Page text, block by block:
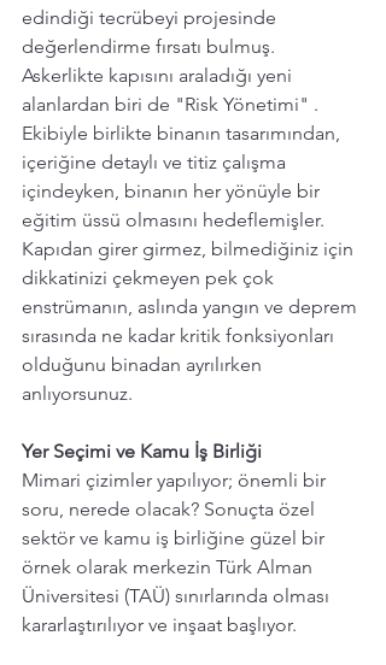
edindiği tecrübeyi projesinde
değerlendirme fırsatı bulmuş.
Askerlikte kapısını araladığı yeni
alanlardan biri de "Risk Yönetimi" .
Ekibiyle birlikte binanın tasarımından,
içeriğine detaylı ve titiz çalışma
içindeyken, binanın her yönüyle bir
eğitim üssü olmasını hedeflemişler.
Kapıdan girer girmez, bilmediğiniz için
dikkatinizi çekmeyen pek çok
enstrümanın, aslında yangın ve deprem
sırasında ne kadar kritik fonksiyonları
olduğunu binadan ayrılırken
anlıyorsunuz.
Yer Seçimi ve Kamu İş Birliği
Mimari çizimler yapılıyor; önemli bir
soru, nerede olacak? Sonuçta özel
sektör ve kamu iş birliğine güzel bir
örnek olarak merkezin Türk Alman
Üniversitesi (TAÜ) sınırlarında olması
kararlaştırılıyor ve inşaat başlıyor.